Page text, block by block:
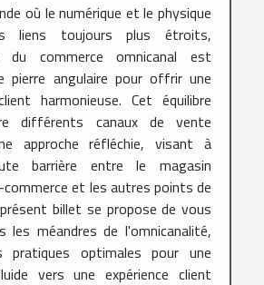
où le numérique et le physique
liens toujours plus étroits,
du commerce omnicanal est
pierre angulaire pour offrir une
harmonieuse. Cet équilibre
différents canaux de vente
approche réfléchie, visant à
barrière entre le magasin
commerce et les autres points de
billet se propose de vous
les méandres de l'omnicanalité,
pratiques optimales pour une
vers une expérience client